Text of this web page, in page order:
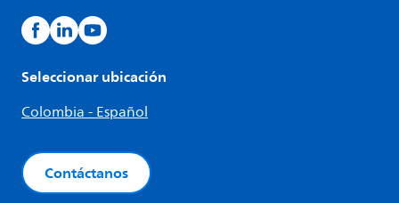
Seleccionar ubicación
Colombia - Español
Contáctanos